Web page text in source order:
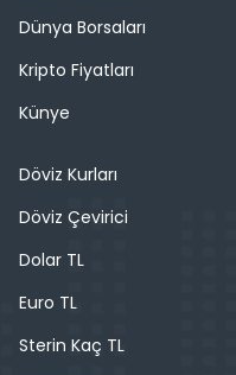
Dünya Borsaları
Kripto Fiyatları
Künye
Döviz Kurları
Döviz Çevirici
Dolar TL
Euro TL
Sterin Kaç TL